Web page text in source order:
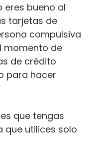
eres bueno al
tarjetas de
compulsiva
momento de
de crédito
para hacer
que tengas
que utilices solo